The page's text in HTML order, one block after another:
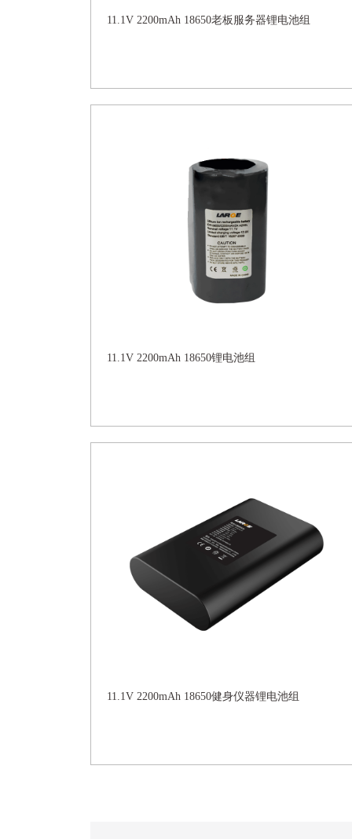
11.1V 2200mAh 18650老板服务器锂电池组
11.1V 2200mAh 18650锂电池组
11.1V 2200mAh 18650健身仪器锂电池组